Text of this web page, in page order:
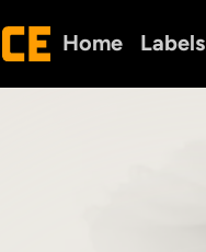
Home Labels